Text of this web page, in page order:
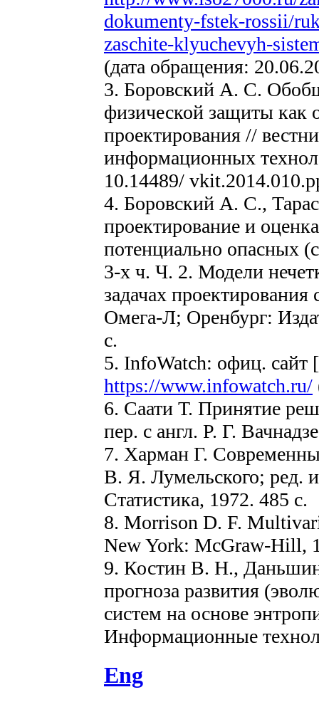
dokumenty-fstek-rossii/
zaschite-klyuchevyh-
(дата обращения:
3. Боровский А. С.
физической защиты как
проектирования //
информационных
10.14489/
4. Боровский А. С.,
проектирование и
потенциально опасных
3-х ч. Ч. 2. Модели
задачах
Омега-Л; Оренбург:
с.
5. InfoWatch: офиц.
https://www.infowatch.ru/
6. Саати Т. Принятие
пер. с англ. Р. Г.
7. Харман Г.
В. Я. Лумельского; ред.
Статистика, 1972. 485 с.
8. Morrison D. F.
New York: McGraw-Hill,
9. Костин В. Н.,
прогноза развития
систем на основе
Информационные
Eng